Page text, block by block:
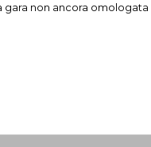
gara non ancora omologata